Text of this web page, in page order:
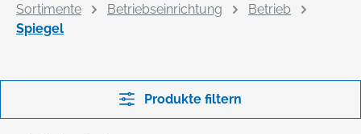
Sortimente Betriebseinrichtung
Betrieb
Spiegel
Produkte filtern